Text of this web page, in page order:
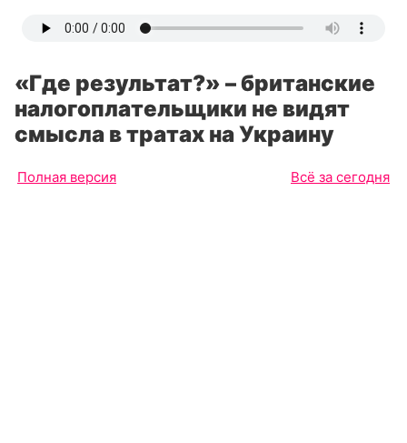
«Где результат?» – британские
налогоплательщики не видят
смысла в тратах на Украину
Полная версия Всё за сегодня